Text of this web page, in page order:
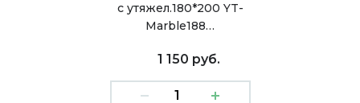
с утяжел.180*200 YT-
Marble188…
1 150 руб.